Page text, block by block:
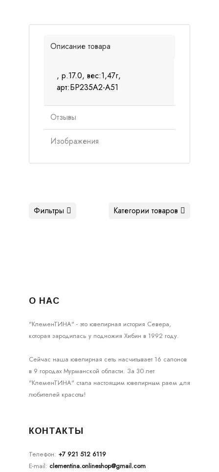
Описание товара
, р.17.0, вес:1,47г,
арт:БР235А2-А51
Отзывы
Изображения
Категории товаров
Фильтры
О НАС
"КлеменТИНА" - это ювелирная история Севера,
которая зародилась у подножия Хибин в 1992 году.
Сейчас наша ювелирная сеть насчитывает 16 салонов
в 9 городах Мурманской области. За 30 лет
"КлеменТИНА" стала настоящим ювелирным раем для
любителей красоты!
КОНТАКТЫ
Телефон: +7 921 512 6119
E-mail: clementina.onlineshop@gmail.com